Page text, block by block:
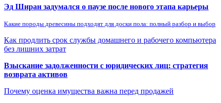
Эд Ширан задумался о паузе после нового этапа карьеры
Какие породы древесины подходят для доски пола: полный разбор и выбор
Как продлить срок службы домашнего и рабочего компьютера
без лишних затрат
Взыскание задолженности с юридических лиц: стратегия
возврата активов
Почему оценка имущества важна перед продажей